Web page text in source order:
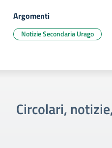
Argomenti
Notizie Secondaria Urago
Circolari,